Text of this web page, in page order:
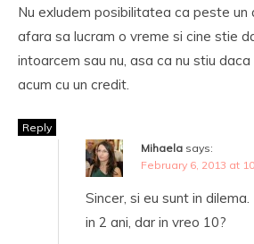
Nu exludem posibilitatea ca peste un
afara sa lucram o vreme si cine stie
intoarcem sau nu, asa ca nu stiu
acum cu un credit.
Reply
Mihaela says:
February 6, 2013 at
Sincer, si eu sunt in
in 2 ani, dar in vreo 10?